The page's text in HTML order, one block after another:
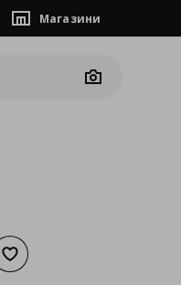
Магазини
Camera
Добави към списъка с